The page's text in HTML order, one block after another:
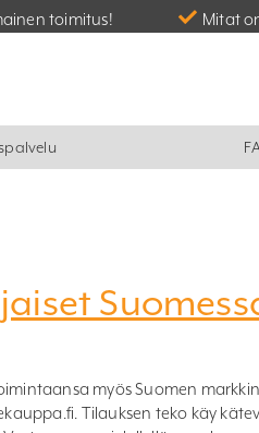
toimitus! Mitat
myös Suomen
Tilauksen teko käy